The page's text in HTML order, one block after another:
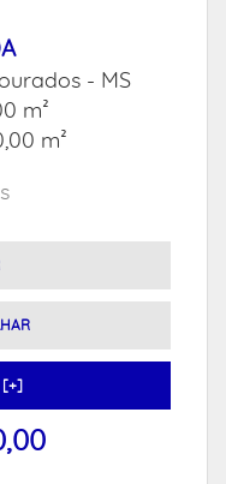
- MS
m²
m²
[+]